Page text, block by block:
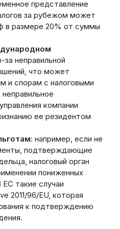
представление
за рубежом может
в размере 20% от суммы
за неправильной
что может
и спорам с налоговыми
компании
ее резидентом
: например, если не
подтверждающие
налоговый орган
пониженных
такие случаи
2011/96/EU, которая
к подтверждению